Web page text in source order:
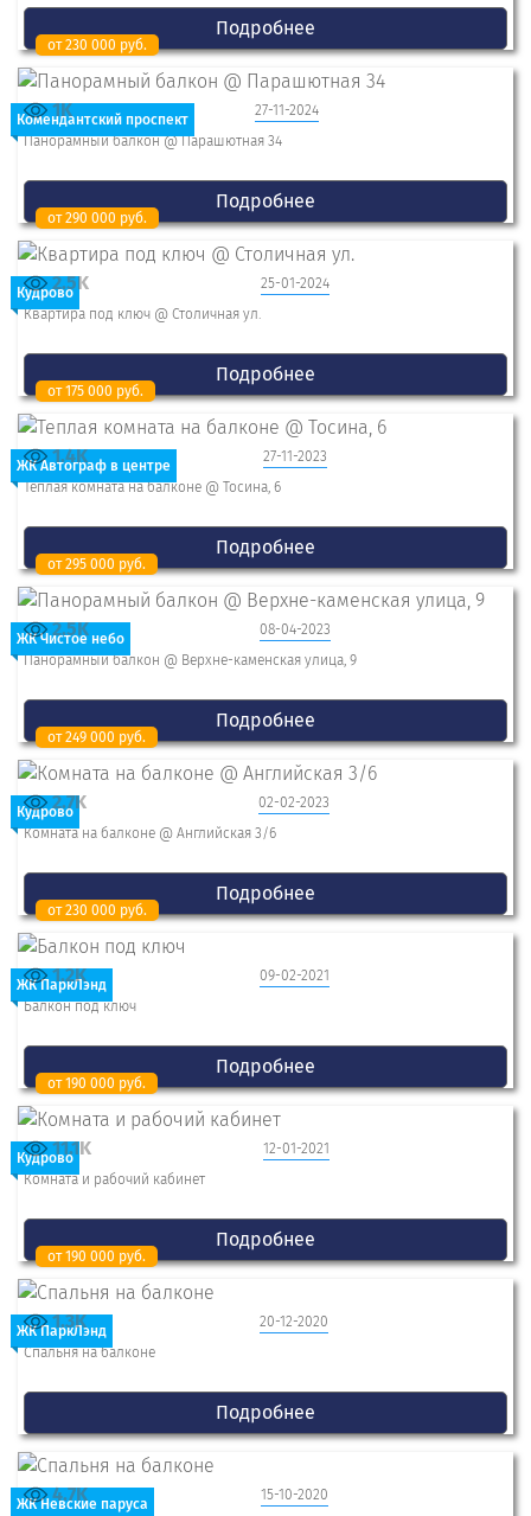
Подробнее
Комендантский проспект
от 230 000 руб.
27-11-2024
1K
Панорамный балкон @ Парашютная 34
Подробнее
Кудрово
от 290 000 руб.
25-01-2024
2.5K
Квартира под ключ @ Столичная ул.
Подробнее
ЖК Автограф в центре
от 175 000 руб.
27-11-2023
1.4K
Теплая комната на балконе @ Тосина, 6
Подробнее
ЖК Чистое небо
от 295 000 руб.
08-04-2023
2.5K
Панорамный балкон @ Верхне-каменская улица, 9
Подробнее
Кудрово
от 249 000 руб.
02-02-2023
2.7K
Комната на балконе @ Английская 3/6
Подробнее
ЖК ПаркЛэнд
от 230 000 руб.
09-02-2021
1.2K
Балкон под ключ
Подробнее
Кудрово
от 190 000 руб.
12-01-2021
11.1K
Комната и рабочий кабинет
Подробнее
ЖК ПаркЛэнд
от 190 000 руб.
20-12-2020
1.3K
Спальня на балконе
Подробнее
ЖК Невские паруса
15-10-2020
4.7K